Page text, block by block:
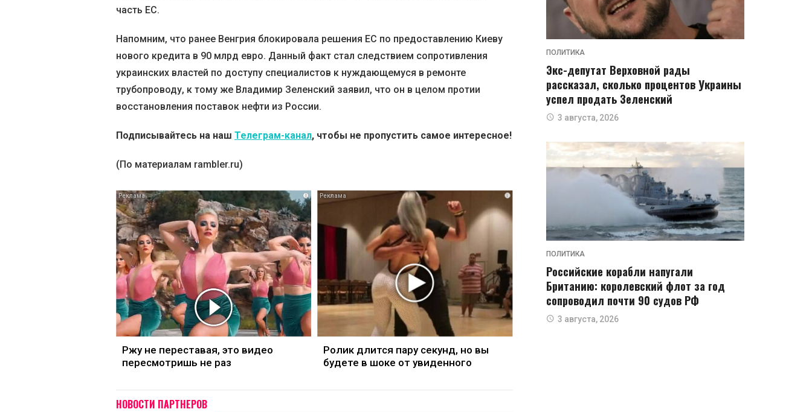
часть ЕС.
Напомним, что ранее Венгрия блокировала решения ЕС по предоставлению Киеву
нового кредита в 90 млрд евро. Данный факт стал следствием сопротивления
украинских властей по доступу специалистов к нуждающемуся в ремонте
трубопроводу, к тому же Владимир Зеленский заявил, что он в целом протии
восстановления поставок нефти из России.
Подписывайтесь на наш Телеграм-канал, чтобы не пропустить самое интересное!
(По материалам rambler.ru)
i
Ржу не переставая, это видео
пересмотришь не раз
i
Ролик длится пару секунд, но вы
будете в шоке от увиденного
НОВОСТИ ПАРТНЕРОВ
ПОЛИТИКА
Экс-депутат Верховной рады
рассказал, сколько процентов Украины
успел продать Зеленский
3 августа, 2026
ПОЛИТИКА
Российские корабли напугали
Британию: королевский флот за год
сопроводил почти 90 судов РФ
3 августа, 2026